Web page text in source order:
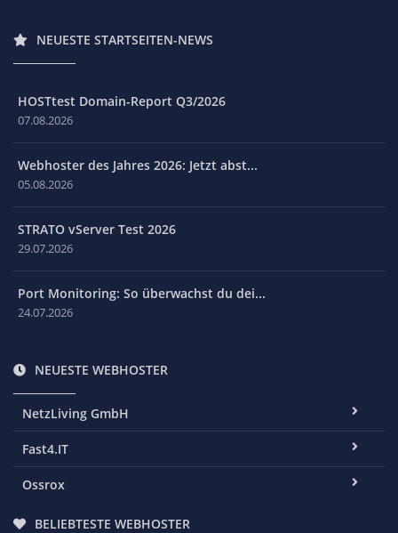
NEUESTE STARTSEITEN-NEWS
HOSTtest Domain-Report Q3/2026
07.08.2026
Webhoster des Jahres 2026: Jetzt abst...
05.08.2026
STRATO vServer Test 2026
29.07.2026
Port Monitoring: So überwachst du dei...
24.07.2026
NEUESTE WEBHOSTER
NetzLiving GmbH
Fast4.IT
Ossrox
BELIEBTESTE WEBHOSTER